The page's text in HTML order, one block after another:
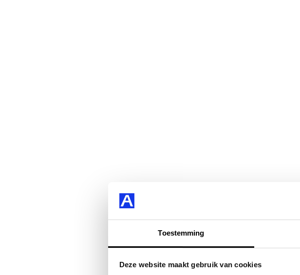
Toestemming
Deze website maakt gebruik van cookies